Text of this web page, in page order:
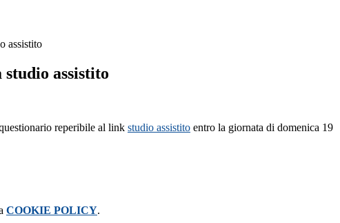
assistito
studio assistito
reperibile al link studio assistito entro la giornata di domenica 19
COOKIE POLICY.